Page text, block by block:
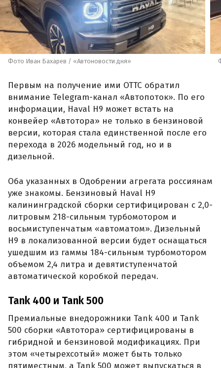
Фото Иван Бахарев / «Автоновости дня»
Первым на получение ими ОТТС обратил
внимание Telegram-канал «Автопоток». По его
информации, Haval H9 может встать на
конвейер «Автотора» не только в бензиновой
версии, которая стала единственной после его
перехода в 2026 модельный год, но и в
дизельной.
Оба указанных в Одобрении агрегата россиянам
уже знакомы. Бензиновый Haval H9
калининградской сборки сертифицирован с 2,0-
литровым 218-сильным турбомотором и
восьмиступенчатым «автоматом». Дизельный
H9 в локализованной версии будет оснащаться
ушедшим из гаммы 184-сильным турбомотором
объемом 2,4 литра и девятиступенчатой
автоматической коробкой передач.
Tank 400 и Tank 500
Премиальные внедорожники Tank 400 и Tank
500 сборки «Автотора» сертифицированы в
гибридной и бензиновой модификациях. При
этом «четырехсотый» может быть только
пятиместным, а Tank 500 может выпускаться в